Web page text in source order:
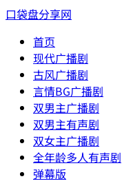
口袋盘分享网
首页
现代广播剧
古风广播剧
言情BG广播剧
双男主广播剧
双男主有声剧
双女主广播剧
全年龄多人有声剧
弹幕版